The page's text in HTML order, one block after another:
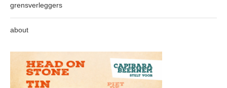
grensverleggers
about